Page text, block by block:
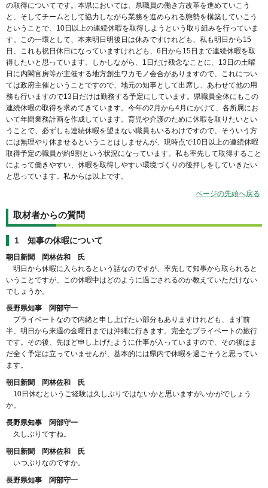
の取得についてです。本県においては、県職員の働き方改革を進めていこう
と、そしてチームとして協力しながら業務を進められる態勢を構築していこう
ということで、10日以上の連続休暇を取得しようという取り組みを行っていま
す。この一環として、本来明日明後日は休みですけれども、私も明日から15
日、これも祝日休日になっていますけれども、6日から15日まで連続休暇を取
得したいと思っています。しかしながら、1日だけ残念なことに、13日の土曜
日に内閣官房等が主催する地方創生ワカモノ会合がありますので、これについ
ては政府主催ということですので、地元の知事として出席し、あわせて他の用
務も行いますので13日だけは勤務する予定にしています。県職員全体にもこの
連続休暇の取得を求めてきています。今年の2月から4月にかけて、各所属にお
いて年間業務計画を作成しています。育児や介護のために休暇を取りたいとい
うことで、必ずしも連続休暇を望まない職員もいるわけですので、そういう方
には無理やり休ませるということはしませんが、現時点で10日以上の連続休暇
取得予定の職員が約9割という状況になっています。私も率先して取得すること
によって働きやすい、休暇を取得しやすい環境づくりの後押しをしていきたい
と思っています。私からは以上です。
ページの先頭へ戻る
取材者からの質問
1 知事の休暇について
朝日新聞 岡林佐和 氏
明日から休暇に入られるという話なのですが、率先して知事から取られると
いうことですが、この休暇中はどのように過ごされるのか教えていただけない
でしょうか。
長野県知事 阿部守一
プライベートなので内緒と申し上げたい部分もありますけれども、まず前
半、明日から来週の金曜日までは沖縄に行きます。完全なプライベートの旅行
です。その後、先ほど申し上げたように仕事が入っていますので、その後はま
だ全く予定は立っていませんが、基本的には県内で休暇を過ごそうと思ってい
ます。
朝日新聞 岡林佐和 氏
10日休むというご経験は久しぶりではないかと思いますがいかがでしょう
か。
長野県知事 阿部守一
久しぶりですね。
朝日新聞 岡林佐和 氏
いつぶりなのですか。
長野県知事 阿部守一